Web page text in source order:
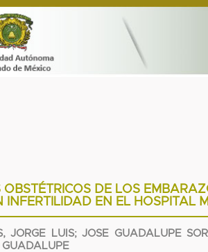
OBSTÉTRICOS DE LOS
INFERTILIDAD EN EL HOSPITAL
JORGE LUIS;JOSE GUADALUPE
GUADALUPE